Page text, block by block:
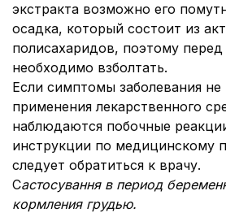
экстракта возможно его
осадка, который состоит из
полисахаридов, поэтому
необходимо взболтать.
Если симптомы заболевания не
применения лекарственного
наблюдаются побочные
инструкции по медицинскому
следует обратиться к врачу.
Састосування в период
кормления грудью.